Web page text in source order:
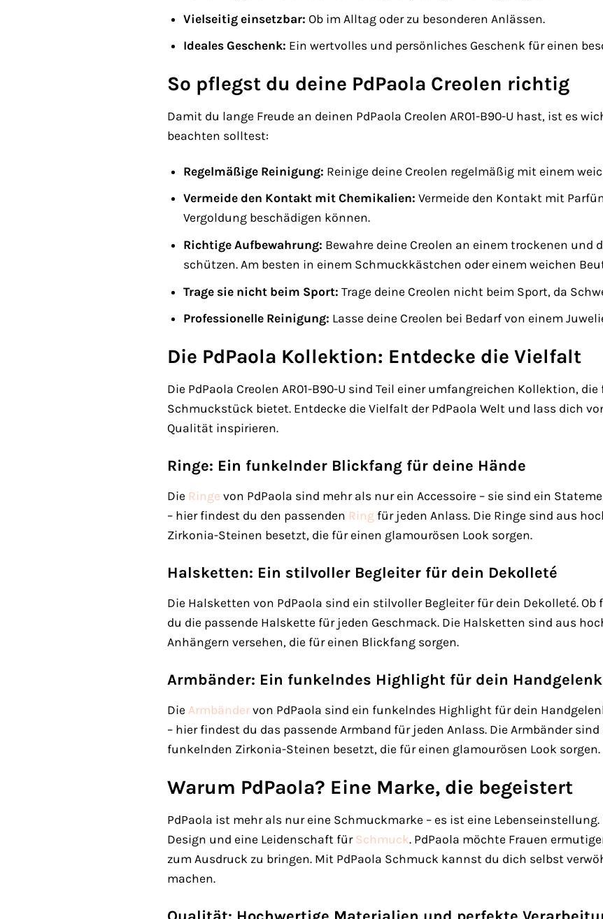
Vielseitig einsetzbar: Ob im Alltag oder zu besonderen Anlässen.
Ideales Geschenk: Ein wertvolles und persönliches Geschenk für einen
So pflegst du deine PdPaola Creolen richtig
Damit du lange Freude an deinen PdPaola Creolen AR01-B90-U hast, ist es
beachten solltest:
Regelmäßige Reinigung: Reinige deine Creolen regelmäßig mit einem
Vermeide den Kontakt mit Chemikalien: Vermeide den Kontakt mit
Vergoldung beschädigen können.
Richtige Aufbewahrung: Bewahre deine Creolen an einem trockenen und
schützen. Am besten in einem Schmuckkästchen oder einem weichen
Trage sie nicht beim Sport: Trage deine Creolen nicht beim Sport, da
Professionelle Reinigung: Lasse deine Creolen bei Bedarf von einem
Die PdPaola Kollektion: Entdecke die Vielfalt
Die PdPaola Creolen AR01-B90-U sind Teil einer umfangreichen Kollektion,
Schmuckstück bietet. Entdecke die Vielfalt der PdPaola Welt und lass dich
Qualität inspirieren.
Ringe: Ein funkelnder Blickfang für deine Hände
Die Ringe von PdPaola sind mehr als nur ein Accessoire – sie sind ein
– hier findest du den passenden Ring für jeden Anlass. Die Ringe sind aus
Zirkonia-Steinen besetzt, die für einen glamourösen Look sorgen.
Halsketten: Ein stilvoller Begleiter für dein Dekolleté
Die Halsketten von PdPaola sind ein stilvoller Begleiter für dein Dekolleté.
du die passende Halskette für jeden Geschmack. Die Halsketten sind aus
Anhängern versehen, die für einen Blickfang sorgen.
Armbänder: Ein funkelndes Highlight für dein Handgelenk
Die Armbänder von PdPaola sind ein funkelndes Highlight für dein
– hier findest du das passende Armband für jeden Anlass. Die Armbänder
funkelnden Zirkonia-Steinen besetzt, die für einen glamourösen Look sorgen.
Warum PdPaola? Eine Marke, die begeistert
PdPaola ist mehr als nur eine Schmuckmarke – es ist eine
Design und eine Leidenschaft für Schmuck. PdPaola möchte Frauen
zum Ausdruck zu bringen. Mit PdPaola Schmuck kannst du dich selbst
machen.